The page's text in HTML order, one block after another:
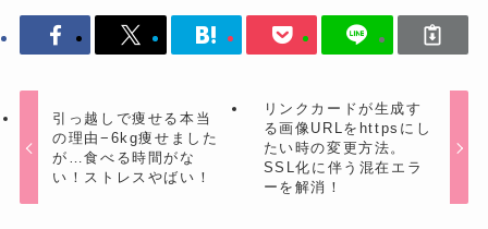
引っ越しで痩せる本当
の理由−6kg痩せました
が…食べる時間がな
い！ストレスやばい！
リンクカードが生成す
る画像URLをhttpsにし
たい時の変更方法。
SSL化に伴う混在エラ
ーを解消！